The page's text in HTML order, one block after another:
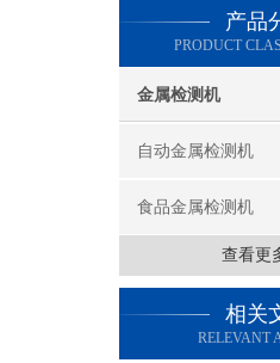
产品
PRODUCT
金属检测机
自动金属检测机
食品金属检测机
查看更
相关
RELEVANT